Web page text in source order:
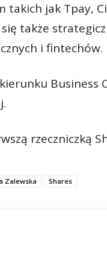
takich jak Tpay,
także
i fintechów.
rzeczniczką
Zalewska Shares